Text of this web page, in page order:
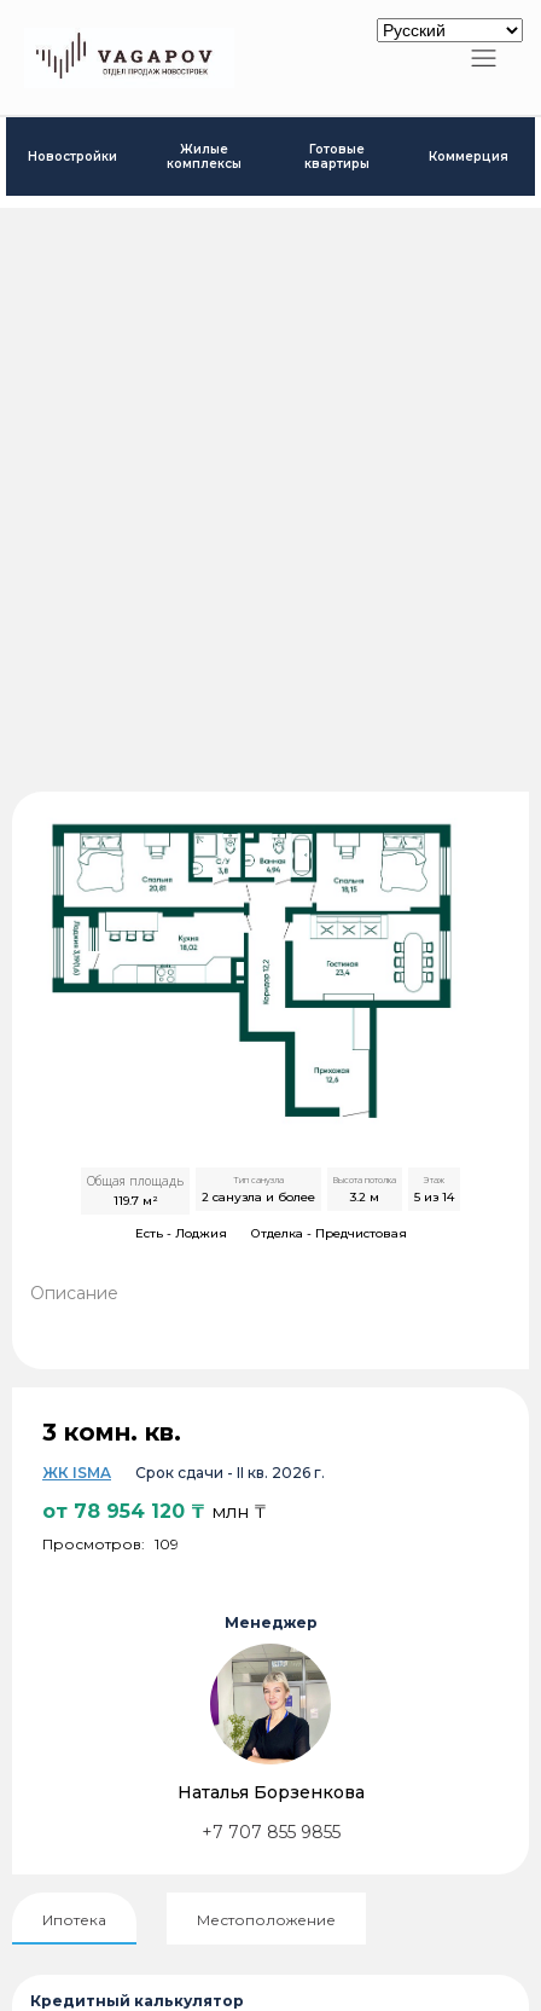
Новостройки
Жилые
комплексы
Готовые
квартиры
Коммерция
Общая площадь
119.7м²
Тип санузла
2 санузла и более
Высота потолка
3.2 м
Этаж
5 из 14
Есть - Лоджия Отделка - Предчистовая
Описание
3 комн. кв.
ЖК ISMA Срок сдачи - II кв. 2026 г.
от 78 954 120 ₸ млн ₸
Просмотров: 109
Менеджер
Наталья Борзенкова
+7 707 855 9855
Ипотека Местоположение
Кредитный калькулятор